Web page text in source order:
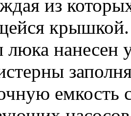
из
нанесен
емкость